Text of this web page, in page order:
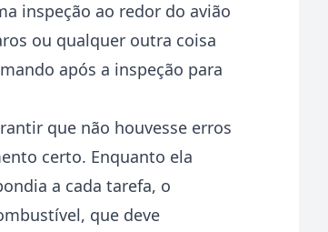
inspeção ao redor do avião
ou qualquer outra coisa
após a inspeção para
que não houvesse erros
certo. Enquanto ela
a cada tarefa, o
que deve